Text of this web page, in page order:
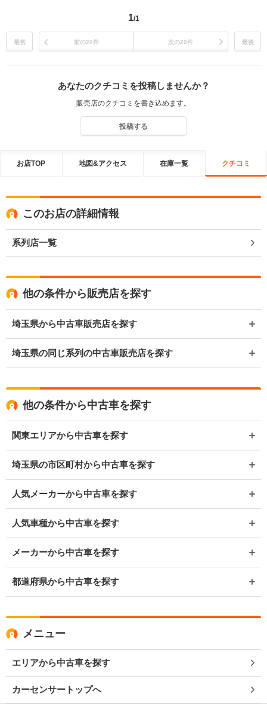
1/1
最初 前の20件 次の20件 最後
あなたのクチコミを投稿しませんか？
販売店のクチコミを書き込めます。
投稿する
お店TOP 地図&アクセス 在庫一覧 クチコミ
このお店の詳細情報
系列店一覧
他の条件から販売店を探す
埼玉県から中古車販売店を探す
埼玉県の同じ系列の中古車販売店を探す
他の条件から中古車を探す
関東エリアから中古車を探す
埼玉県の市区町村から中古車を探す
人気メーカーから中古車を探す
人気車種から中古車を探す
メーカーから中古車を探す
都道府県から中古車を探す
メニュー
エリアから中古車を探す
カーセンサートップへ